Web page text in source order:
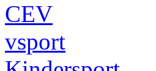
CEV
vsport